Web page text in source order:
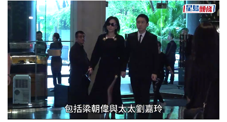
Unmute Loaded:
44.78%